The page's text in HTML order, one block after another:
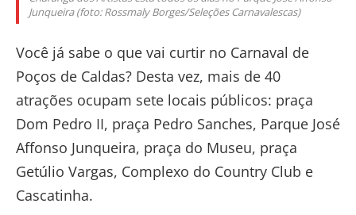
Junqueira (foto: Rossmaly Borges/Seleções Carnavalescas)
Você já sabe o que vai curtir no Carnaval de
Poços de Caldas? Desta vez, mais de 40
atrações ocupam sete locais públicos: praça
Dom Pedro II, praça Pedro Sanches, Parque José
Affonso Junqueira, praça do Museu, praça
Getúlio Vargas, Complexo do Country Club e
Cascatinha.